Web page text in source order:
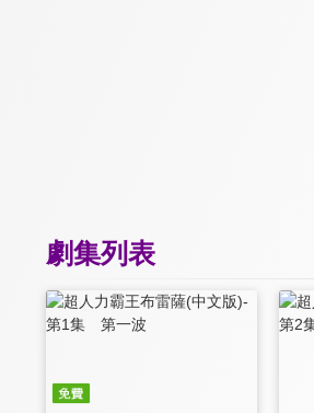
劇集列表